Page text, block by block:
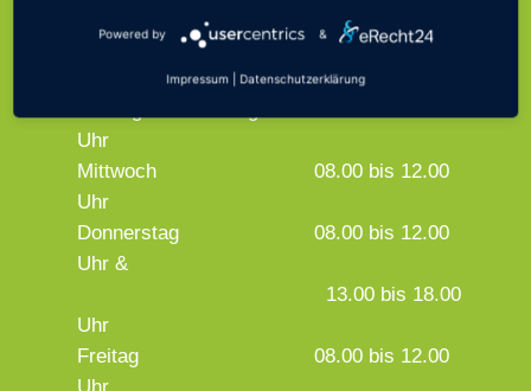
E-mail:
buergerbuero@bad-
breisig.de
Uhr
Mittwoch
08.00 bis 12.00
Uhr
Donnerstag
08.00 bis 12.00
Uhr &
13.00 bis 18.00
Uhr
Freitag
08.00 bis 12.00
Powered by &
Impressum Datenschutzerklärung